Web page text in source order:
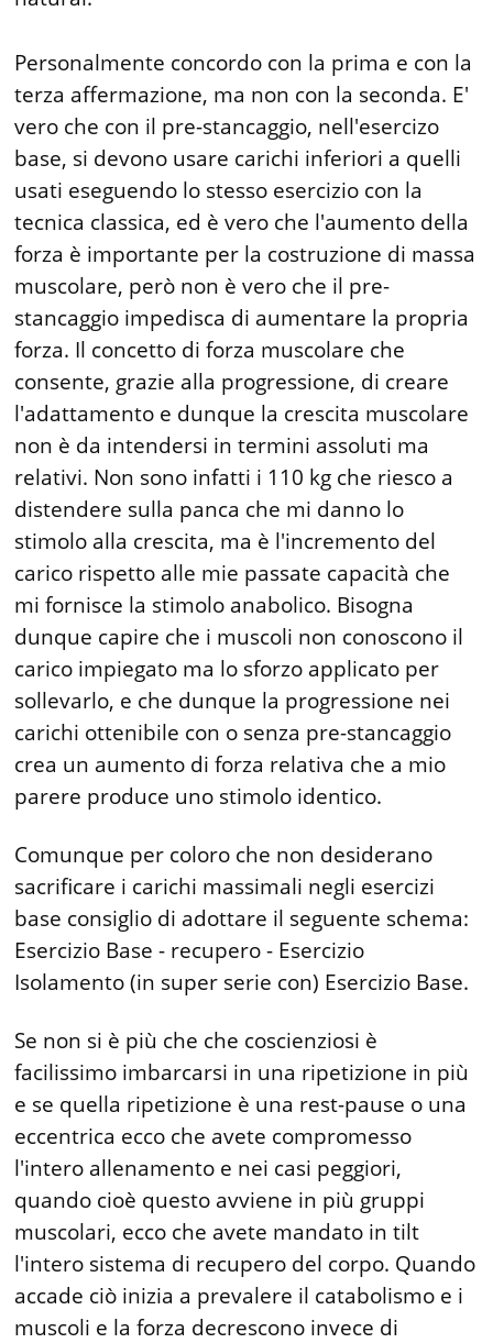
Personalmente concordo con la prima e con la
terza affermazione, ma non con la seconda. E'
vero che con il pre-stancaggio, nell'esercizo
base, si devono usare carichi inferiori a quelli
usati eseguendo lo stesso esercizio con la
tecnica classica, ed è vero che l'aumento della
forza è importante per la costruzione di massa
muscolare, però non è vero che il pre-
stancaggio impedisca di aumentare la propria
forza. Il concetto di forza muscolare che
consente, grazie alla progressione, di creare
l'adattamento e dunque la crescita muscolare
non è da intendersi in termini assoluti ma
relativi. Non sono infatti i 110 kg che riesco a
distendere sulla panca che mi danno lo
stimolo alla crescita, ma è l'incremento del
carico rispetto alle mie passate capacità che
mi fornisce la stimolo anabolico. Bisogna
dunque capire che i muscoli non conoscono il
carico impiegato ma lo sforzo applicato per
sollevarlo, e che dunque la progressione nei
carichi ottenibile con o senza pre-stancaggio
crea un aumento di forza relativa che a mio
parere produce uno stimolo identico.
Comunque per coloro che non desiderano
sacrificare i carichi massimali negli esercizi
base consiglio di adottare il seguente schema:
Esercizio Base - recupero - Esercizio
Isolamento (in super serie con) Esercizio Base.
Se non si è più che che coscienziosi è
facilissimo imbarcarsi in una ripetizione in più
e se quella ripetizione è una rest-pause o una
eccentrica ecco che avete compromesso
l'intero allenamento e nei casi peggiori,
quando cioè questo avviene in più gruppi
muscolari, ecco che avete mandato in tilt
l'intero sistema di recupero del corpo. Quando
accade ciò inizia a prevalere il catabolismo e i
muscoli e la forza decrescono invece di